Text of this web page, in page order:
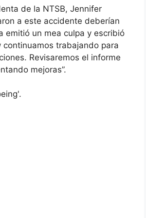
de la NTSB, Jennifer
a este accidente deberían
emitió un mea culpa y escribió
continuamos trabajando para
Revisaremos el informe
mejoras”.